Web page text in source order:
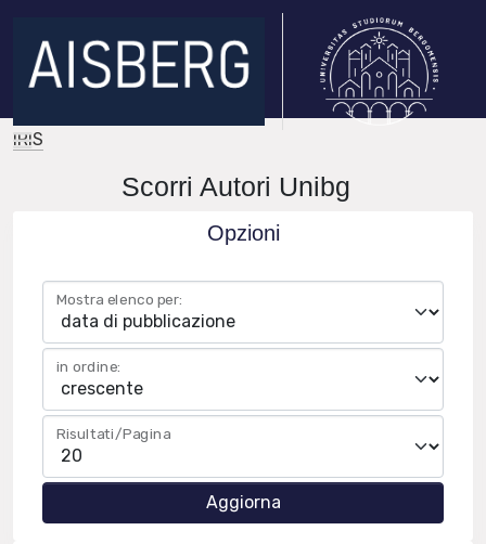
IRIS
Scorri Autori Unibg
Opzioni
Mostra elenco per:
in ordine:
Risultati/Pagina